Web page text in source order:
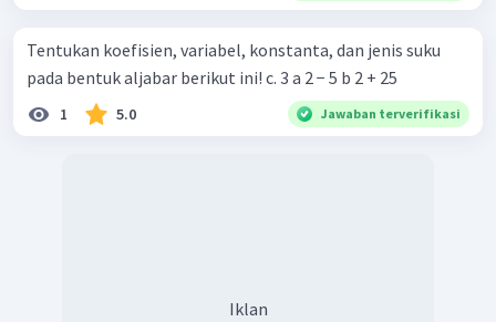
Tentukan koefisien, variabel, konstanta, dan jenis suku
pada bentuk aljabar berikut ini! c. 3 a 2 − 5 b 2 + 25
1 5.0 Jawaban terverifikasi
Iklan